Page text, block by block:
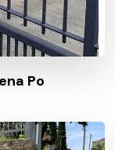
Po